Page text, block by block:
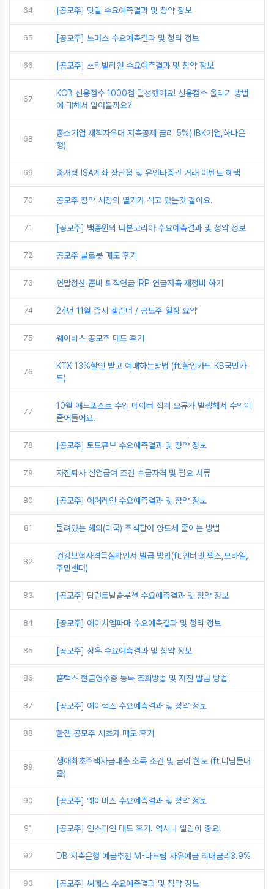
64 [공모주] 닷밀 수요예측결과 및 청약 정보
65 [공모주] 노머스 수요예측결과 및 청약 정보
66 [공모주] 쓰리빌리언 수요예측결과 및 청약 정보
67
KCB 신용점수 1000점 달성했어요! 신용점수 올리기 방법
에 대해서 알아볼까요?
68
중소기업 재직자우대 저축공제 금리 5%( IBK기업,하나은
행)
69 중개형 ISA계좌 장단점 및 유안타증권 거래 이벤트 혜택
70 공모주 청약 시장의 열기가 식고 있는것 같아요.
71 [공모주] 백종원의 더본코리아 수요예측결과 및 청약 정보
72 공모주 클로봇 매도 후기
73 연말정산 준비 퇴직연금 IRP 연금저축 재정비 하기
74 24년 11월 증시 캘린더 / 공모주 일정 요약
75 웨이비스 공모주 매도 후기
76
KTX 13%할인 받고 예매하는방법 (ft.할인카드 KB국민카
드)
77
10월 애드포스트 수입 데이터 집계 오류가 발생해서 수익이
줄어들어요.
78 [공모주] 토모큐브 수요예측결과 및 청약 정보
79 자진퇴사 실업급여 조건 수급자격 및 필요 서류
80 [공모주] 에어레인 수요예측결과 및 청약 정보
81 물려있는 해외(미국) 주식팔아 양도세 줄이는 방법
82
건강보험자격득실확인서 발급 방법(ft.인터넷,팩스,모바일,
주민센터)
83 [공모주] 탑런토탈솔루션 수요예측결과 및 청약 정보
84 [공모주] 에이치엠파마 수요예측결과 및 청약 정보
85 [공모주] 성우 수요예측결과 및 청약 정보
86 홈택스 현금영수증 등록 조회방법 및 자진 발급 방법
87 [공모주] 에이럭스 수요예측결과 및 청약 정보
88 한켐 공모주 시초가 매도 후기
89
생애최초주택자금대출 소득 조건 및 금리 한도 (ft.디딤돌대
출)
90 [공모주] 웨이비스 수요예측결과 및 청약 정보
91 [공모주] 인스피언 매도 후기. 역시나 알람이 중요!
92 DB 저축은행 예금추천 M-다드림 자유예금 최대금리3.9%
93 [공모주] 씨메스 수요예측결과 및 청약 정보